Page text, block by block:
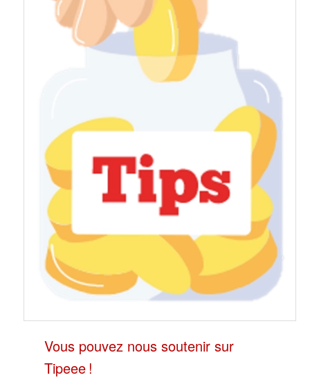
Vous pouvez nous soutenir sur
Tipeee !